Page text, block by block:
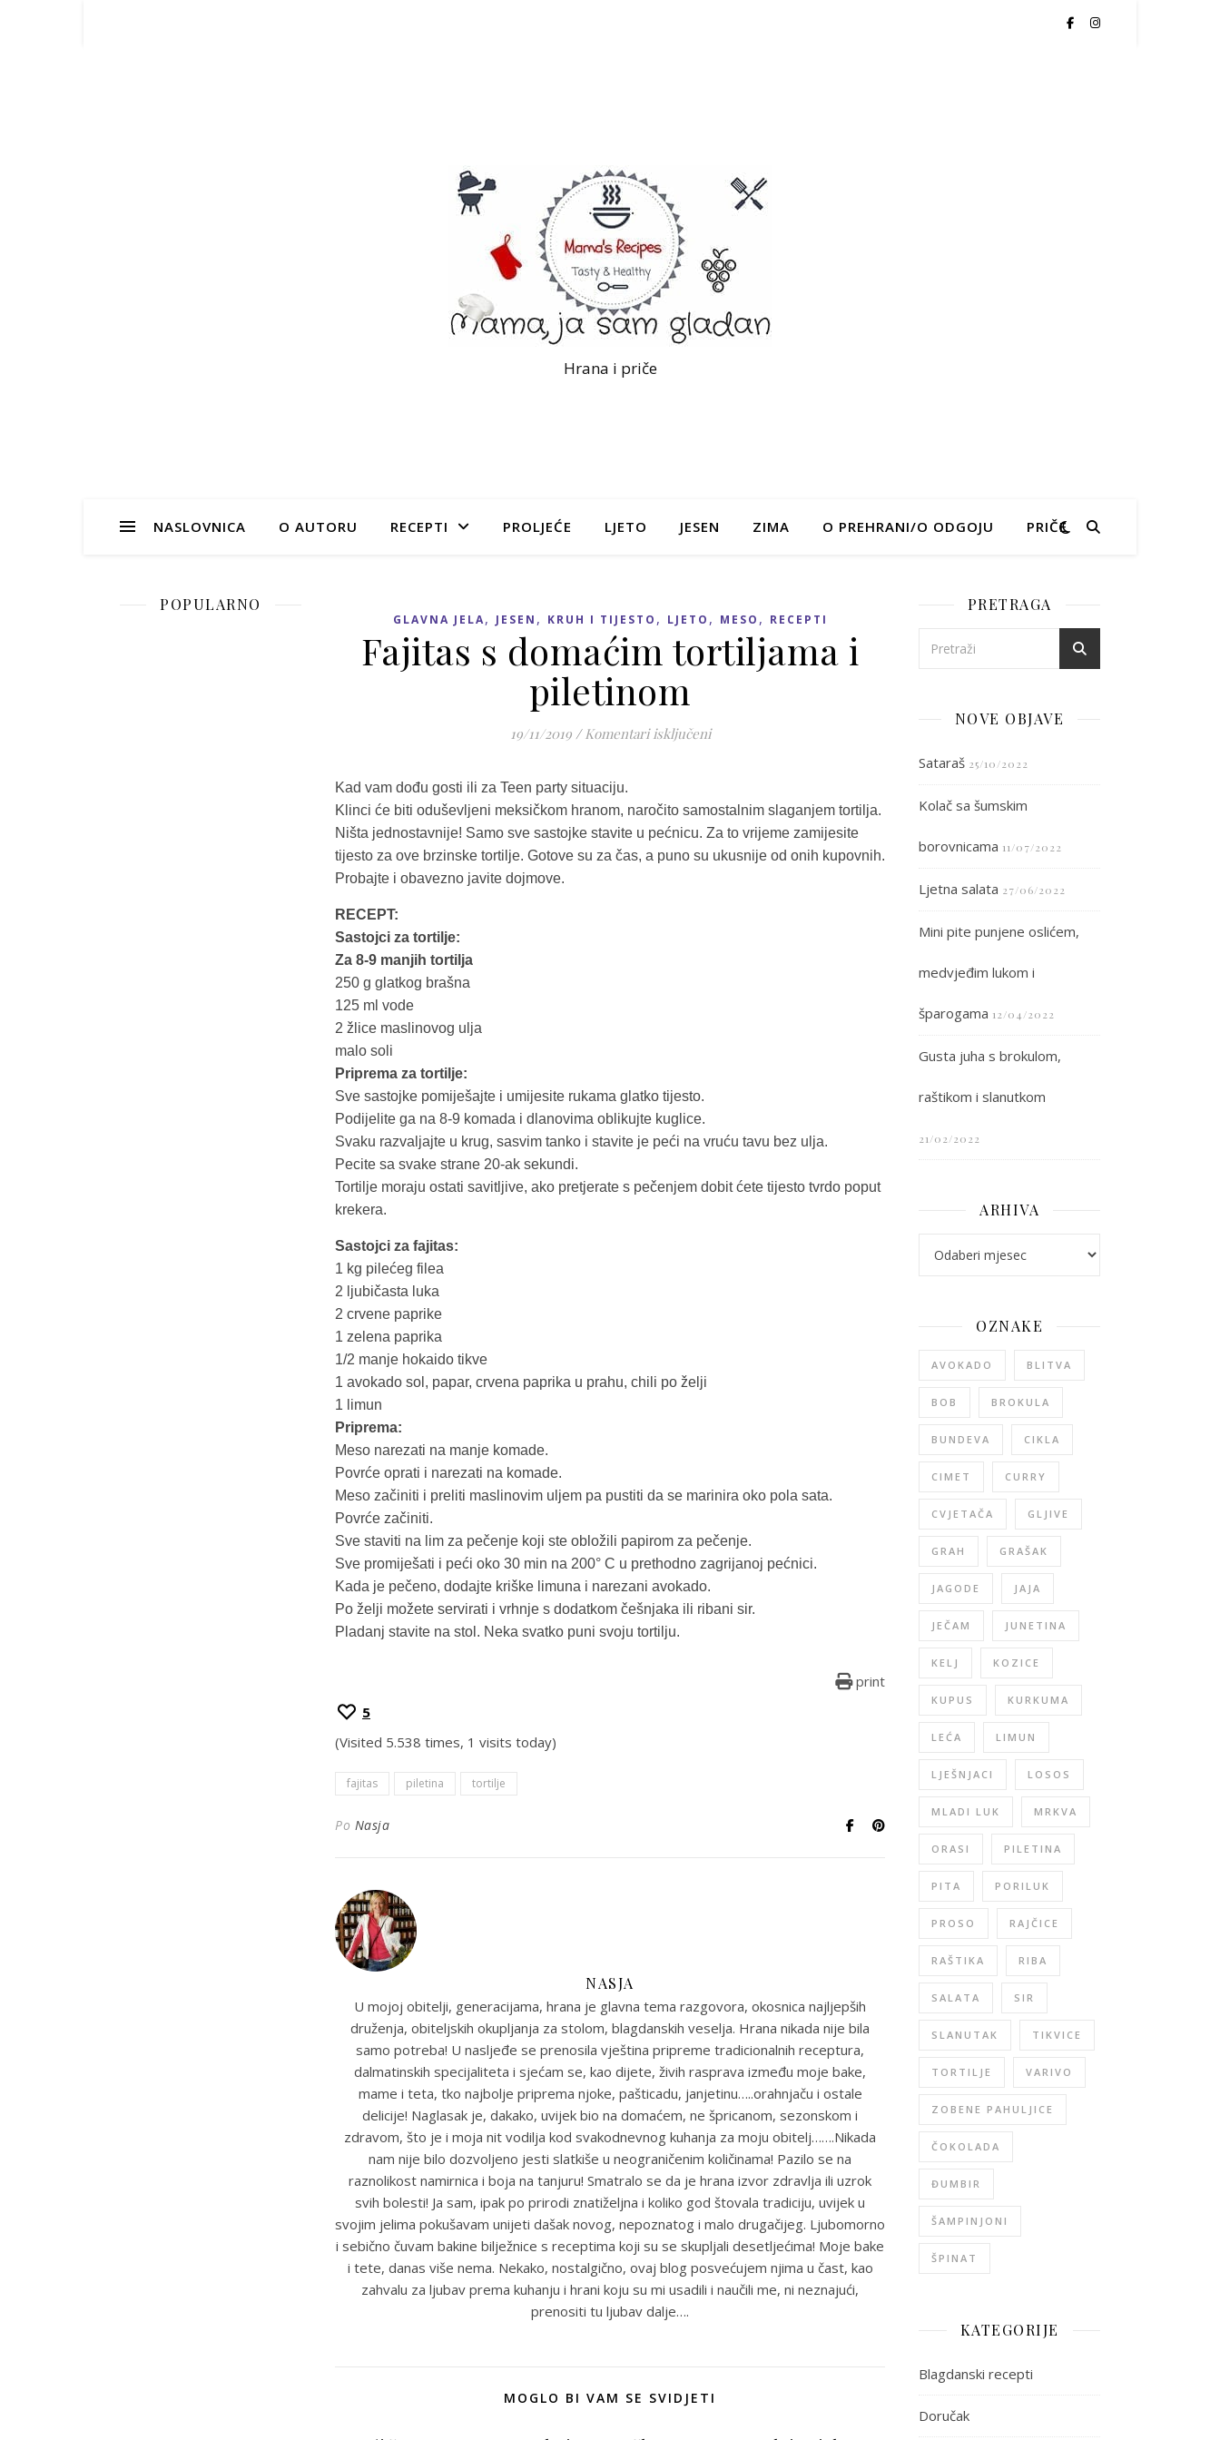
Hrana i priče
NASLOVNICA O AUTORU RECEPTI PROLJEĆE LJETO JESEN ZIMA O PREHRANI/O ODGOJU PRIČE
POPULARNO
GLAVNA JELA, JESEN , KRUH I TIJESTO , LJETO , MESO , RECEPTI
Fajitas s domaćim tortiljama i
piletinom
19/11/2019 / Komentari isključeniza Fajitas s domaćim tortiljama i piletinom
Kad vam dođu gosti ili za Teen party situaciju.
Klinci će biti oduševljeni meksičkom hranom, naročito samostalnim slaganjem tortilja.
Ništa jednostavnije! Samo sve sastojke stavite u pećnicu. Za to vrijeme zamijesite
tijesto za ove brzinske tortilje. Gotove su za čas, a puno su ukusnije od onih kupovnih.
Probajte i obavezno javite dojmove.
RECEPT:
Sastojci za tortilje:
Za 8-9 manjih tortilja
250 g glatkog brašna
125 ml vode
2 žlice maslinovog ulja
malo soli
Priprema za tortilje:
Sve sastojke pomiješajte i umijesite rukama glatko tijesto.
Podijelite ga na 8-9 komada i dlanovima oblikujte kuglice.
Svaku razvaljajte u krug, sasvim tanko i stavite je peći na vruću tavu bez ulja.
Pecite sa svake strane 20-ak sekundi.
Tortilje moraju ostati savitljive, ako pretjerate s pečenjem dobit ćete tijesto tvrdo poput
krekera.
Sastojci za fajitas:
1 kg pilećeg filea
2 ljubičasta luka
2 crvene paprike
1 zelena paprika
1/2 manje hokaido tikve
1 avokado sol, papar, crvena paprika u prahu, chili po želji
1 limun
Priprema:
Meso narezati na manje komade.
Povrće oprati i narezati na komade.
Meso začiniti i preliti maslinovim uljem pa pustiti da se marinira oko pola sata.
Povrće začiniti.
Sve staviti na lim za pečenje koji ste obložili papirom za pečenje.
Sve promiješati i peći oko 30 min na 200° C u prethodno zagrijanoj pećnici.
Kada je pečeno, dodajte kriške limuna i narezani avokado.
Po želji možete servirati i vrhnje s dodatkom češnjaka ili ribani sir.
Pladanj stavite na stol. Neka svatko puni svoju tortilju.
print
5
(Visited 5.538 times, 1 visits today)
fajitas piletina tortilje
Po Nasja
NASJA
U mojoj obitelji, generacijama, hrana je glavna tema razgovora, okosnica najljepših
druženja, obiteljskih okupljanja za stolom, blagdanskih veselja. Hrana nikada nije bila
samo potreba! U nasljeđe se prenosila vještina pripreme tradicionalnih receptura,
dalmatinskih specijaliteta i sjećam se, kao dijete, živih rasprava između moje bake,
mame i teta, tko najbolje priprema njoke, pašticadu, janjetinu…..orahnjaču i ostale
delicije! Naglasak je, dakako, uvijek bio na domaćem, ne špricanom, sezonskom i
zdravom, što je i moja nit vodilja kod svakodnevnog kuhanja za moju obitelj…….Nikada
nam nije bilo dozvoljeno jesti slatkiše u neograničenim količinama! Pazilo se na
raznolikost namirnica i boja na tanjuru! Smatralo se da je hrana izvor zdravlja ili uzrok
svih bolesti! Ja sam, ipak po prirodi znatiželjna i koliko god štovala tradiciju, uvijek u
svojim jelima pokušavam unijeti dašak novog, nepoznatog i malo drugačijeg. Ljubomorno
i sebično čuvam bakine bilježnice s receptima koji su se skupljali desetljećima! Moje bake
i tete, danas više nema. Nekako, nostalgično, ovaj blog posvećujem njima u čast, kao
zahvalu za ljubav prema kuhanju i hrani koju su mi usadili i naučili me, ni neznajući,
prenositi tu ljubav dalje….
MOGLO BI VAM SE SVIDJETI
PRETRAGA
NOVE OBJAVE
Sataraš 25/10/2022
Kolač sa šumskim
borovnicama 11/07/2022
Ljetna salata 27/06/2022
Mini pite punjene oslićem,
medvjeđim lukom i
šparogama 12/04/2022
Gusta juha s brokulom,
raštikom i slanutkom
21/02/2022
ARHIVA
OZNAKE
AVOKADO BLITVA
BOB BROKULA
BUNDEVA CIKLA
CIMET CURRY
CVJETAČA GLJIVE
GRAH GRAŠAK
JAGODE JAJA
JEČAM JUNETINA
KELJ KOZICE
KUPUS KURKUMA
LEĆA LIMUN
LJEŠNJACI LOSOS
MLADI LUK MRKVA
ORASI PILETINA
PITA PORILUK
PROSO RAJČICE
RAŠTIKA RIBA
SALATA SIR
SLANUTAK TIKVICE
TORTILJE VARIVO
ZOBENE PAHULJICE
ČOKOLADA
ĐUMBIR
ŠAMPINJONI
ŠPINAT
KATEGORIJE
Blagdanski recepti
Doručak